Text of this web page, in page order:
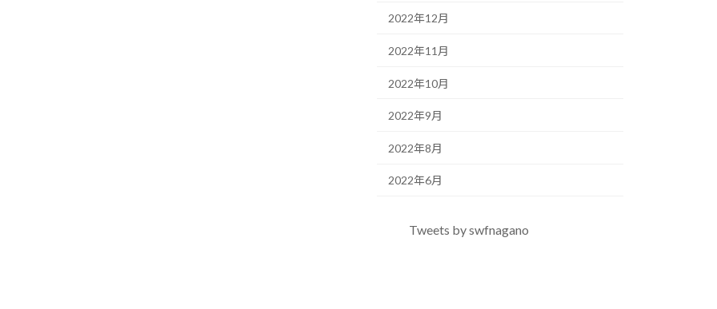
2022年12月
2022年11月
2022年10月
2022年9月
2022年8月
2022年6月
Tweets by swfnagano